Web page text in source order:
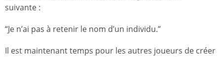
suivante :
“Je n’ai pas à retenir le nom d’un individu.”
Il est maintenant temps pour les autres joueurs de créer